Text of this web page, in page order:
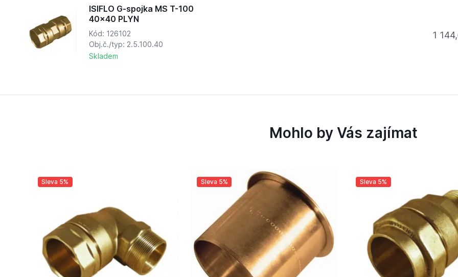
ISIFLO G-spojka MS T-100
40x40 PLYN
Kód: 126102
Obj.č./typ: 2.5.100.40
Skladem
1 144,
Mohlo by Vás zajímat
Sleva 5% Sleva 5% Sleva 5%